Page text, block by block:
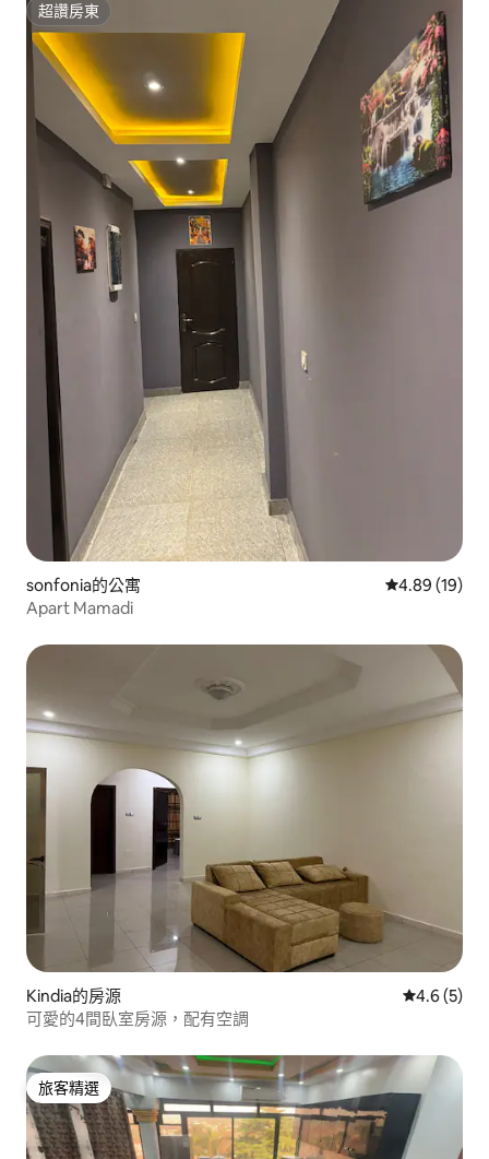
超讚房東
超讚房東
sonfonia的公寓 從 19 則評價
4.89 (19)
Apart Mamadi
Kindia的房源 從 5 則評
4.6 (5)
可愛的4間臥室房源，配有空調
旅客精選
旅客精選